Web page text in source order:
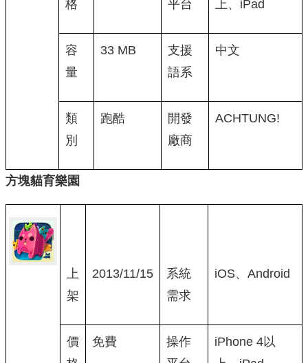
格 平台 上、iPad
容
量
33 MB
支援
語系
中文
類
別
跑酷
開發
廠商
ACHTUNG!
方塊貓育樂園
上
架
2013/11/15
系統
需求
iOS、Android
價
免費
操作
iPhone 4以